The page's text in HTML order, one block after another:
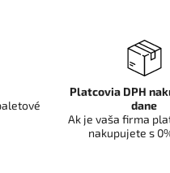
Platcovia DPH
dane
Ak je vaša firma
nakupujete s